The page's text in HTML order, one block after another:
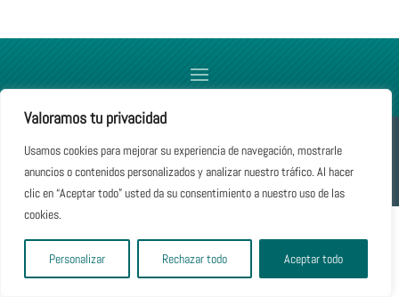
Valoramos tu privacidad
Usamos cookies para mejorar su experiencia de navegación, mostrarle
anuncios o contenidos personalizados y analizar nuestro tráfico. Al hacer
clic en “Aceptar todo” usted da su consentimiento a nuestro uso de las
cookies.
Personalizar Rechazar todo Aceptar todo